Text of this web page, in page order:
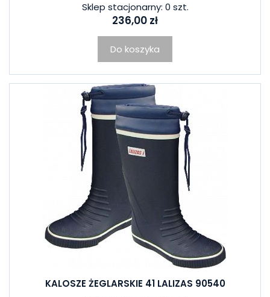
Sklep stacjonarny: 0 szt.
236,00 zł
Do koszyka
KALOSZE ŻEGLARSKIE 41 LALIZAS 90540